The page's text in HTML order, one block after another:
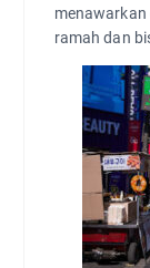
ramah dan